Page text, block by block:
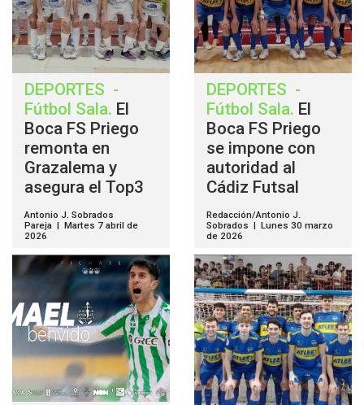
DEPORTES -
Fútbol Sala. El
Boca FS Priego
remonta en
Grazalema y
asegura el Top3
Antonio J. Sobrados
Pareja | Martes 7 abril de
2026
DEPORTES -
Fútbol Sala. El
Boca FS Priego
se impone con
autoridad al
Cádiz Futsal
Redacción/Antonio J.
Sobrados | Lunes 30 marzo
de 2026